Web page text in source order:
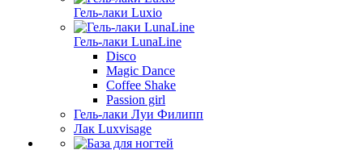
Гель-лаки Luxio
Гель-лаки LunaLine
Disco
Magic Dance
Coffee Shake
Passion girl
Гель-лаки Луи Филипп
Лак Luxvisage